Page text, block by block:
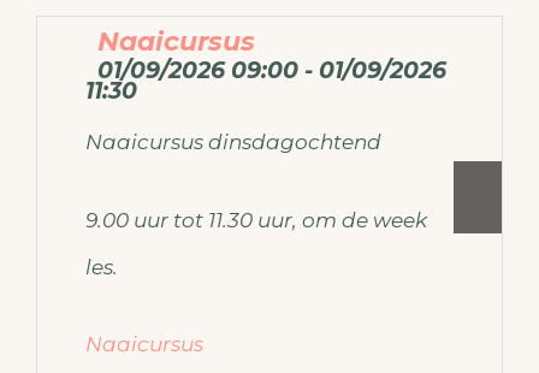
Naaicursus
01/09/2026 09:00 - 01/09/2026
11:30
Naaicursus dinsdagochtend
9.00 uur tot 11.30 uur, om de week
les.
Naaicursus